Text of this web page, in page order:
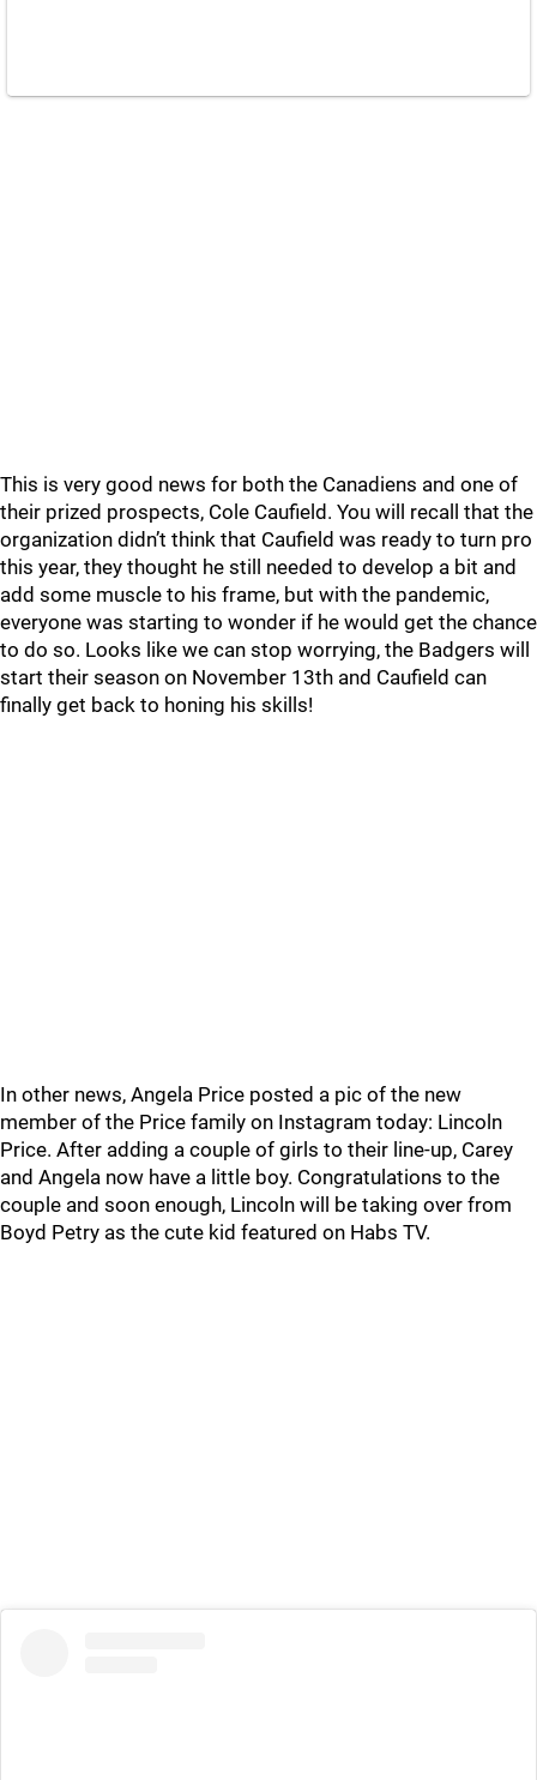
This is very good news for both the Canadiens and one of
their prized prospects, Cole Caufield. You will recall that the
organization didn’t think that Caufield was ready to turn pro
this year, they thought he still needed to develop a bit and
add some muscle to his frame, but with the pandemic,
everyone was starting to wonder if he would get the chance
to do so. Looks like we can stop worrying, the Badgers will
start their season on November 13th and Caufield can
finally get back to honing his skills!
In other news, Angela Price posted a pic of the new
member of the Price family on Instagram today: Lincoln
Price. After adding a couple of girls to their line-up, Carey
and Angela now have a little boy. Congratulations to the
couple and soon enough, Lincoln will be taking over from
Boyd Petry as the cute kid featured on Habs TV.